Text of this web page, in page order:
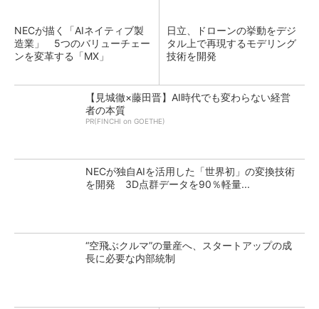
NECが描く「AIネイティブ製
造業」 5つのバリューチェー
ンを変革する「MX」
日立、ドローンの挙動をデジ
タル上で再現するモデリング
技術を開発
【見城徹×藤田晋】AI時代でも変わらない経営
者の本質
PR(FINCHI on GOETHE)
NECが独自AIを活用した「世界初」の変換技術
を開発 3D点群データを90％軽量...
“空飛ぶクルマ”の量産へ、スタートアップの成
長に必要な内部統制